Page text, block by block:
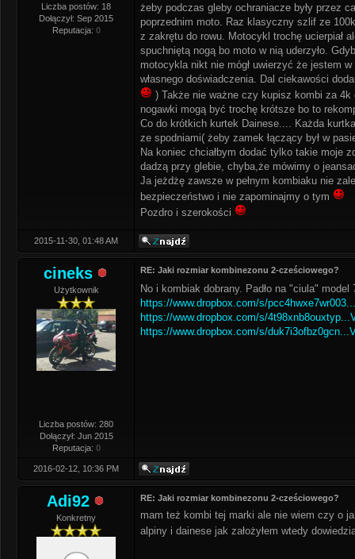
Liczba postów: 18
Dołączył: Sep 2015
Reputacja: 0
żeby podczas gleby ochraniacze były przez
poprzednim moto. Raz klasyczny szlif ze
z zakrętu do rowu. Motocykl trochę ucierpiał
spuchniętą nogą bo moto w nią uderzyło.
motocykla nikt nie mógł uwierzyć że jestem
własnego doświadczenia. Dal ciekawości
) Także nie ważne czy kupisz kombi za
nogawki mogą być trochę krótsze bo to
Co do krótkich kurtek Dainese.... Każda
ze spodniami( żeby zamek łączący był w
Na koniec chciałbym dodać tylko takie moje
dadzą przy glebie, chyba,że mówimy o
Ja jeżdżę zawsze w pełnym kombiaku nie
bezpieczeństwo i nie zapominajmy o tym
Pozdro i szerokości
2015-11-30, 01:48 AM
cineks
Użytkownik
Liczba postów: 280
Dołączył: Jun 2015
Reputacja: 0
RE: Jaki rozmiar kombinezonu 2-cześciowego?
No i kombiak dobrany. Padło na "ciula"
https://www.dropbox.com/s/
https://www.dropbox.com/s/
https://www.dropbox.com/s/
2016-02-12, 10:36 PM
Adi92
Konkretny
RE: Jaki rozmiar kombinezonu 2-cześciowego?
mam też kombi tej marki ale nie wiem czy o
alpiny i dainese jak założyłem wtedy